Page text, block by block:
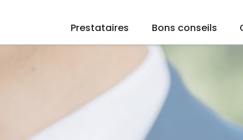
Prestataires Bons conseils